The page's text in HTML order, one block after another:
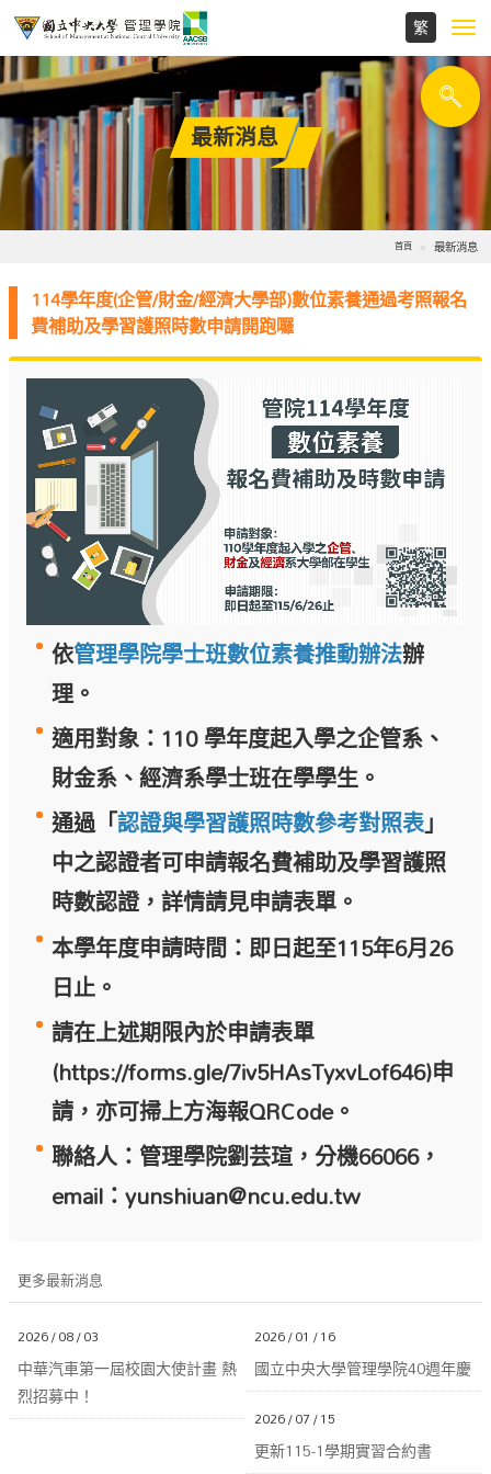
最新消息
首頁 最新消息
114學年度(企管/財金/經濟大學部)數位素養通過考照報名
費補助及學習護照時數申請開跑囉
依管理學院學士班數位素養推動辦法辦
理。
適用對象：110 學年度起入學之企管系、
財金系、經濟系學士班在學學生。
通過「認證與學習護照時數參考對照表」
中之認證者可申請報名費補助及學習護照
時數認證，詳情請見申請表單。
本學年度申請時間：即日起至115年6月26
日止。
請在上述期限內於申請表單
(https://forms.gle/7iv5HAsTyxvLof646)申
請，亦可掃上方海報QRCode。
聯絡人：管理學院劉芸瑄，分機66066，
email：yunshiuan@ncu.edu.tw
更多最新消息
2026 / 08 / 03
中華汽車第一屆校園大使計畫 熱
烈招募中！
2026 / 01 / 16
國立中央大學管理學院40週年慶
2026 / 07 / 15
更新115-1學期實習合約書